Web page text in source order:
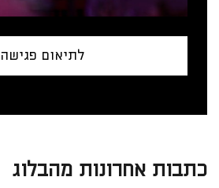
לתיאום פגישה
כתבות אחרונות מהבלוג